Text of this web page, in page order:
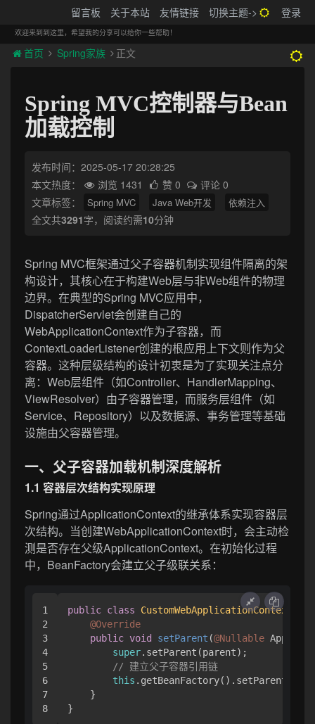
留言板 关于本站 友情链接 切换主题-> 登录
欢迎来到到这里，希望我的分享可以给你一些帮助！
首页 Spring家族 正文
Spring MVC控制器与Bean
加载控制
发布时间：2025-05-17 20:28:25
本文热度：
浏览 1431 赞 0
评论 0
文章标签：
Spring MVC Java Web开发 依赖注入
全文共3291字，阅读约需10分钟
Spring MVC框架通过父子容器机制实现组件隔离的架
构设计，其核心在于构建Web层与非Web组件的物理
边界。在典型的Spring MVC应用中，
DispatcherServlet会创建自己的
WebApplicationContext作为子容器，而
ContextLoaderListener创建的根应用上下文则作为父
容器。这种层级结构的设计初衷是为了实现关注点分
离：Web层组件（如Controller、HandlerMapping、
ViewResolver）由子容器管理，而服务层组件（如
Service、Repository）以及数据源、事务管理等基础
设施由父容器管理。
一、父子容器加载机制深度解析
1.1 容器层次结构实现原理
Spring通过ApplicationContext的继承体系实现容器层
次结构。当创建WebApplicationContext时，会主动检
测是否存在父级ApplicationContext。在初始化过程
中，BeanFactory会建立父子级联关系：
1
2
3
4
5
6
7
public class CustomWebApplicationContext
@Override
public void setParent (@Nullable
super.setParent(parent);
// 建立父子容器引用链
this
    }